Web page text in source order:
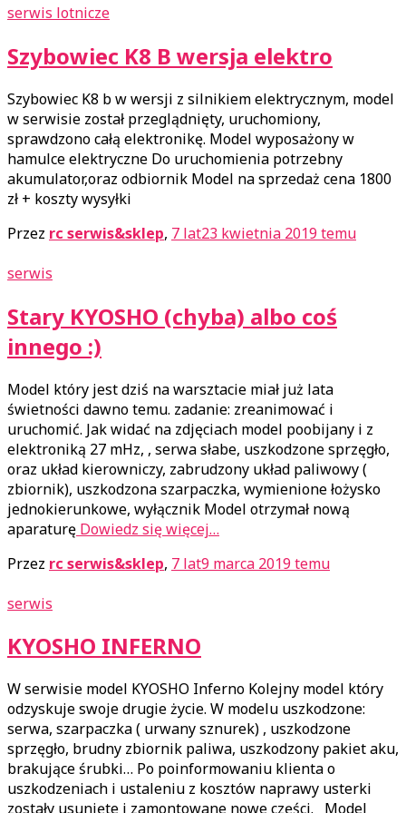
serwis lotnicze
Szybowiec K8 B wersja elektro
Szybowiec K8 b w wersji z silnikiem elektrycznym, model
w serwisie został przeglądnięty, uruchomiony,
sprawdzono całą elektronikę. Model wyposażony w
hamulce elektryczne Do uruchomienia potrzebny
akumulator,oraz odbiornik Model na sprzedaż cena 1800
zł + koszty wysyłki
Przez rc serwis&sklep, 7 lat23 kwietnia 2019 temu
serwis
Stary KYOSHO (chyba) albo coś
innego :)
Model który jest dziś na warsztacie miał już lata
świetności dawno temu. zadanie: zreanimować i
uruchomić. Jak widać na zdjęciach model poobijany i z
elektroniką 27 mHz, , serwa słabe, uszkodzone sprzęgło,
oraz układ kierowniczy, zabrudzony układ paliwowy (
zbiornik), uszkodzona szarpaczka, wymienione łożysko
jednokierunkowe, wyłącznik Model otrzymał nową
aparaturę Dowiedz się więcej…
Przez rc serwis&sklep, 7 lat9 marca 2019 temu
serwis
KYOSHO INFERNO
W serwisie model KYOSHO Inferno Kolejny model który
odzyskuje swoje drugie życie. W modelu uszkodzone:
serwa, szarpaczka ( urwany sznurek) , uszkodzone
sprzęgło, brudny zbiornik paliwa, uszkodzony pakiet aku,
brakujące śrubki… Po poinformowaniu klienta o
uszkodzeniach i ustaleniu z kosztów naprawy usterki
zostały usunięte i zamontowane nowe części. Model